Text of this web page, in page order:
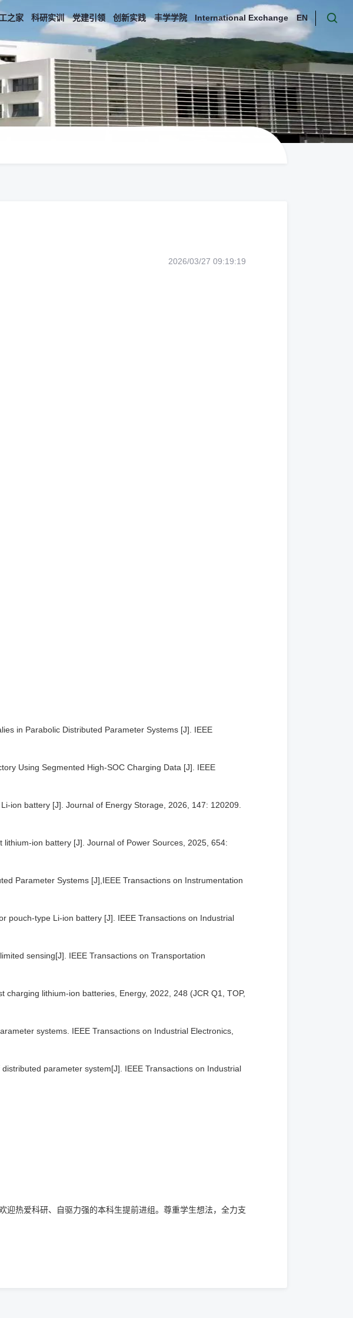
之家 科研实训 党建引领 创新实践 丰学学院 International Exchange EN
2026/03/27 09:19:19
in Parabolic Distributed Parameter Systems [J]. IEEE
Using Segmented High-SOC Charging Data [J]. IEEE
ion battery [J]. Journal of Energy Storage, 2026, 147: 120209.
ion battery [J]. Journal of Power Sources, 2025, 654:
Parameter Systems [J],IEEE Transactions on Instrumentation
pouch-type Li-ion battery [J]. IEEE Transactions on Industrial
sensing[J]. IEEE Transactions on Transportation
lithium-ion batteries, Energy, 2022, 248 (JCR Q1, TOP,
systems. IEEE Transactions on Industrial Electronics,
parameter system[J]. IEEE Transactions on Industrial
热爱科研、自驱力强的本科生提前进组。尊重学生想法，全力支